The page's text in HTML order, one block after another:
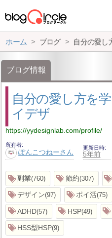
ホーム ブログ 自分の愛し
ブログ情報
自分の愛し方を
イデザ
https://yydesignlab.com/profile/
所有者
ぽんこつねーさん
更新日時
5年前
副業 760 節約 307
デザイン 97 ポイ活 75
ADHD 57 HSP 49
HSS型HSP 9